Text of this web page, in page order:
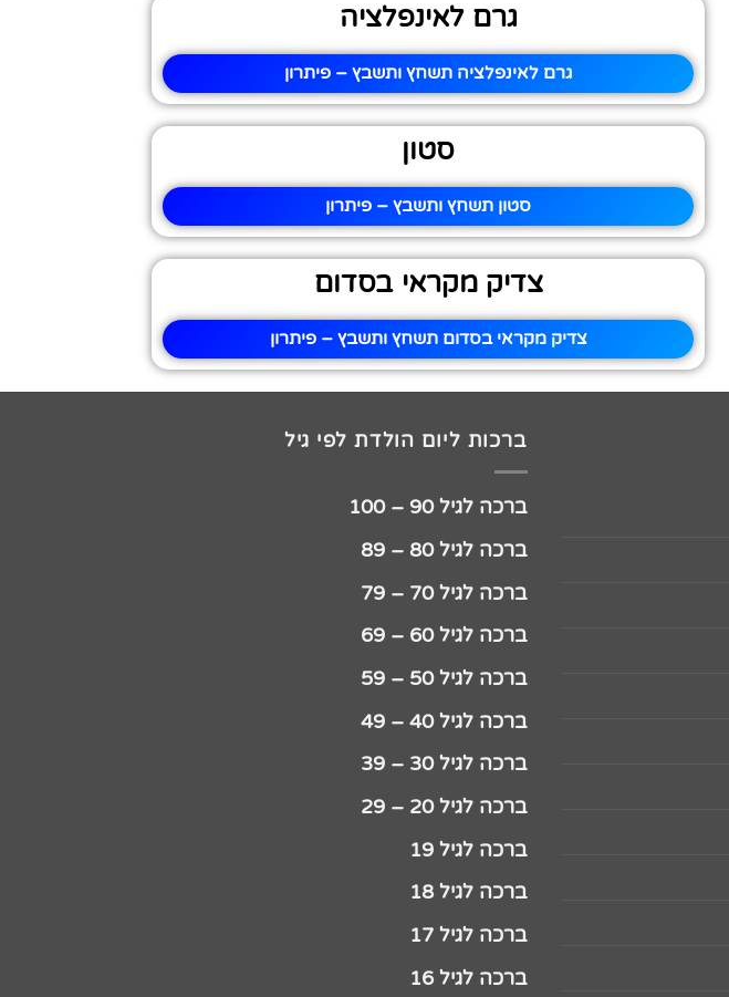
גרם לאינפלציה
גרם לאינפלציה תשחץ ותשבץ – פיתרון
סטון
סטון תשחץ ותשבץ – פיתרון
צדיק מקראי בסדום
צדיק מקראי בסדום תשחץ ותשבץ – פיתרון
ברכות ליום הולדת לפי גיל
ברכה לגיל 90 – 100
ברכה לגיל 80 – 89
ברכה לגיל 70 – 79
ברכה לגיל 60 – 69
ברכה לגיל 50 – 59
ברכה לגיל 40 – 49
ברכה לגיל 30 – 39
ברכה לגיל 20 – 29
ברכה לגיל 19
ברכה לגיל 18
ברכה לגיל 17
ברכה לגיל 16